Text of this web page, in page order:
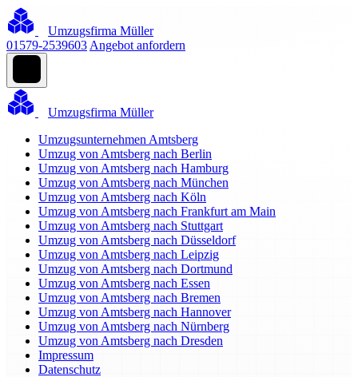
Umzugsfirma Müller
01579-2539603 Angebot anfordern
Umzugsfirma Müller
Umzugsunternehmen Amtsberg
Umzug von Amtsberg nach Berlin
Umzug von Amtsberg nach Hamburg
Umzug von Amtsberg nach München
Umzug von Amtsberg nach Köln
Umzug von Amtsberg nach Frankfurt am Main
Umzug von Amtsberg nach Stuttgart
Umzug von Amtsberg nach Düsseldorf
Umzug von Amtsberg nach Leipzig
Umzug von Amtsberg nach Dortmund
Umzug von Amtsberg nach Essen
Umzug von Amtsberg nach Bremen
Umzug von Amtsberg nach Hannover
Umzug von Amtsberg nach Nürnberg
Umzug von Amtsberg nach Dresden
Impressum
Datenschutz